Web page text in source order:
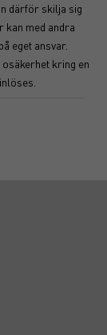
därför skilja sig
kan med andra
eget ansvar.
kring en